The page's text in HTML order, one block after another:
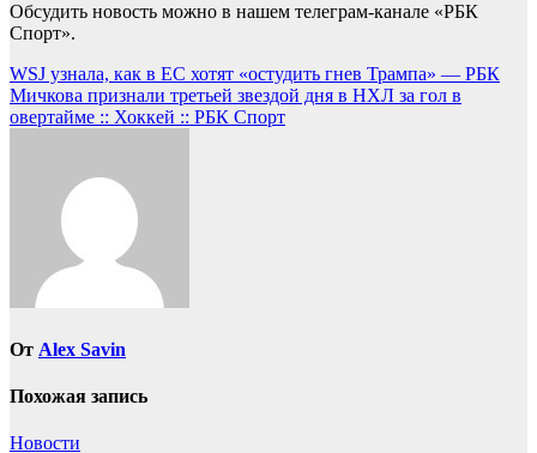
Обсудить новость можно в нашем телеграм-канале «РБК
Спорт».
Навигация
по
WSJ узнала, как в ЕС хотят «остудить гнев Трампа» — РБК
Мичкова признали третьей звездой дня в НХЛ за гол в
овертайме :: Хоккей :: РБК Спорт
От Alex Savin
Похожая запись
Новости